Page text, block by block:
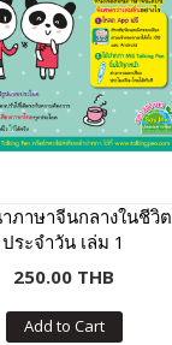
ภาษาจีนกลางในชีวิต
ประจำวัน เล่ม 1
250.00 THB
Add to Cart